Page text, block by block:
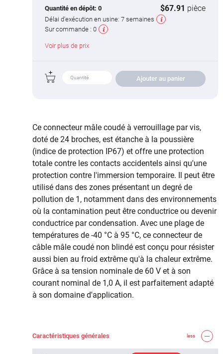
Quantité en dépôt: 0 $67.91 pièce
Délai d'exécution en usine: 7 semaines
Sur commande : 0
Voir plus de prix
Ajouter au panier
Ce connecteur mâle coudé à verrouillage par vis,
doté de 24 broches, est étanche à la poussière
(indice de protection IP67) et offre une protection
totale contre les contacts accidentels ainsi qu'une
protection contre l'immersion temporaire. Il peut être
utilisé dans des zones présentant un degré de
pollution de 1, notamment dans des environnements
où la contamination peut être conductrice ou devenir
conductrice par condensation. Avec une plage de
températures de -40 °C à 95 °C, ce connecteur de
câble mâle coudé non blindé est conçu pour résister
aussi bien au froid extrême qu'à la chaleur extrême.
Grâce à sa tension nominale de 60 V et à son
courant nominal de 1,0 A, il est parfaitement adapté
à son domaine d'application.
Caractéristiques générales less